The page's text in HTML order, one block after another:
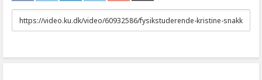
URL
to